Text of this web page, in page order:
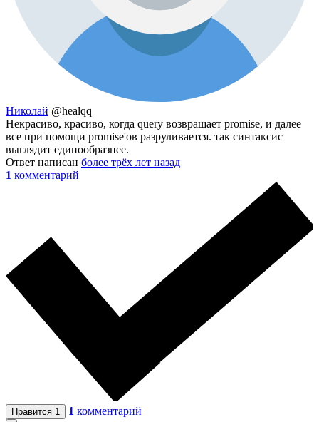
Николай @healqq
Некрасиво, красиво, когда query возвращает promise, и далее
все при помощи promise'ов разруливается. так синтаксис
выглядит единообразнее.
Ответ написан более трёх лет назад
1 комментарий
Нравится 1 1 комментарий